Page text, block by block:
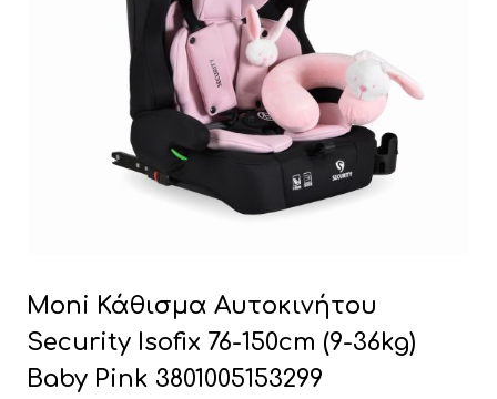
Moni Κάθισμα Αυτοκινήτου
Security Isofix 76-150cm (9-36kg)
Baby Pink 3801005153299